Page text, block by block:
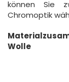
können Sie
Chromoptik
Wolle